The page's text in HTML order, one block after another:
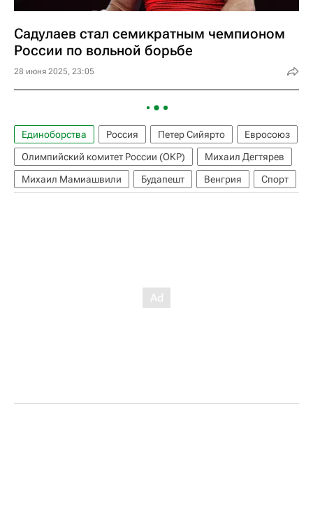
Садулаев стал семикратным чемпионом
России по вольной борьбе
28 июня 2025, 23:05
Единоборства Россия Петер Сийярто
Евросоюз
Олимпийский комитет России (ОКР)
Михаил Дегтярев
Михаил Мамиашвили
Будапешт Венгрия Спорт